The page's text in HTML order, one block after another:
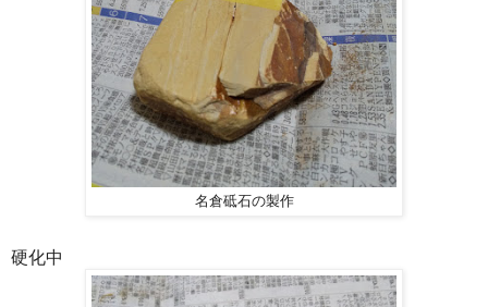
名倉砥石の製作
硬化中